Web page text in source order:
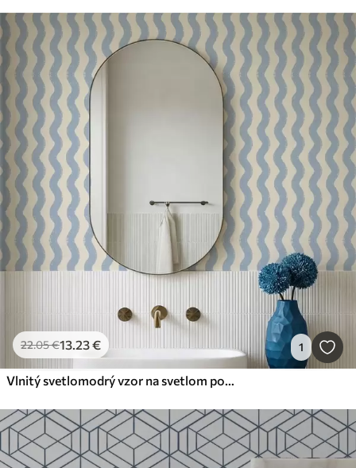
22.05€13.23€ 1
Vlnitý svetlomodrý vzor na svetlom pozadí